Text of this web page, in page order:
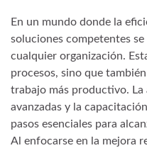
En un mundo donde la
soluciones competentes
cualquier organización.
procesos, sino que
trabajo más productivo.
avanzadas y la
pasos esenciales para
Al enfocarse en la mejora